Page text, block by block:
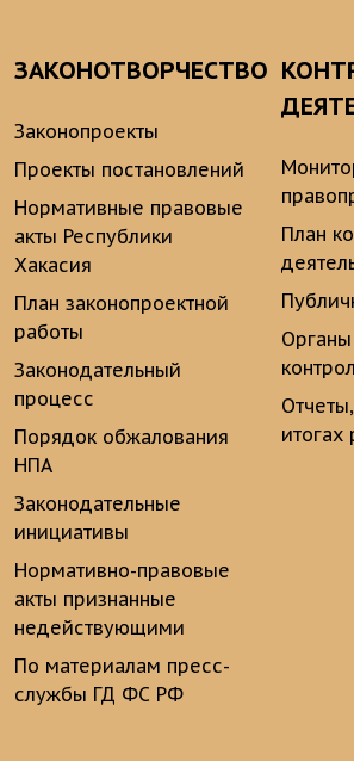
ЗАКОНОТВОРЧЕСТВО
Законопроекты
Проекты постановлений
Нормативные правовые
акты Республики
Хакасия
План законопроектной
работы
Законодательный
процесс
Порядок обжалования
НПА
Законодательные
инициативы
Нормативно-правовые
акты признанные
недействующими
По материалам пресс-
службы ГД ФС РФ
План
Органы
итогах